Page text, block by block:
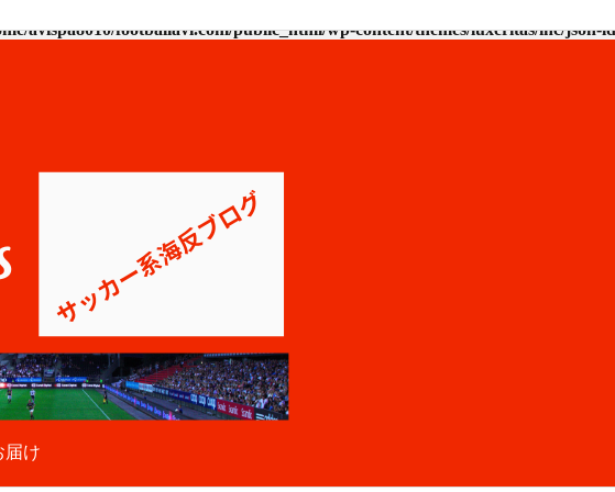
avispa8010/footballavi.com/public_html/wp-content/themes/luxeritas/inc/json-
届け